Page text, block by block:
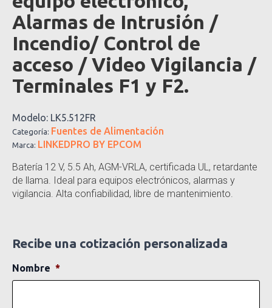
Alarmas de Intrusión /
Incendio/ Control de
acceso / Video Vigilancia /
Terminales F1 y F2.
Modelo: LK5.512FR
Categoría: Fuentes de Alimentación
Marca: LINKEDPRO BY EPCOM
Batería 12 V, 5.5 Ah, AGM-VRLA, certificada UL, retardante
de llama. Ideal para equipos electrónicos, alarmas y
vigilancia. Alta confiabilidad, libre de mantenimiento.
Recibe una cotización personalizada
Nombre *